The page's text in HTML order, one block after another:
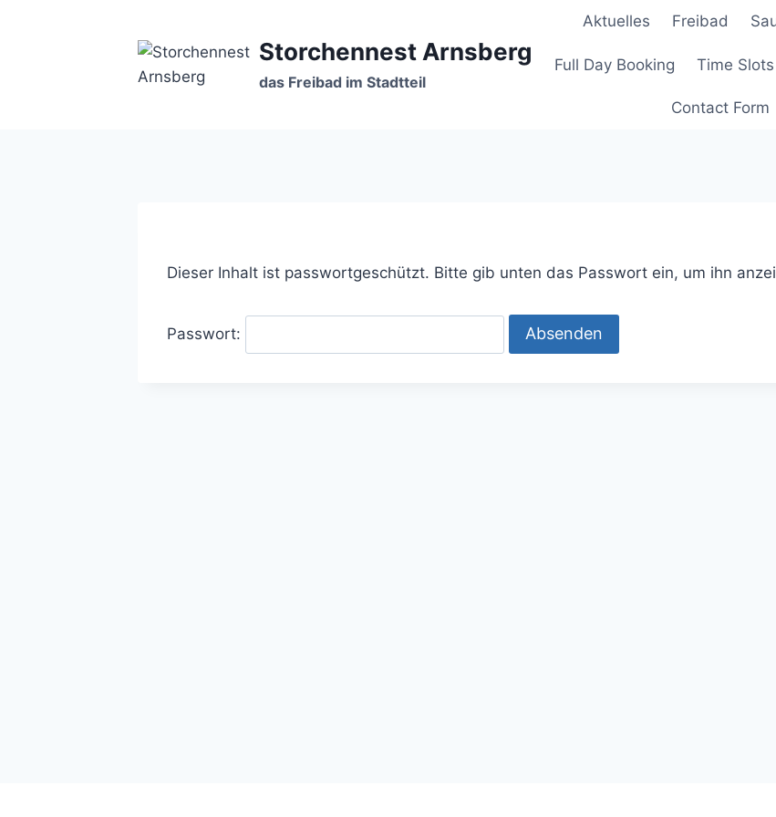
Storchennest Arnsberg
das Freibad im Stadtteil
Aktuelles Freibad
Full Day Booking Time
Contact Form
Dieser Inhalt ist passwortgeschützt. Bitte gib unten das Passwort ein, um ihn
Passwort: